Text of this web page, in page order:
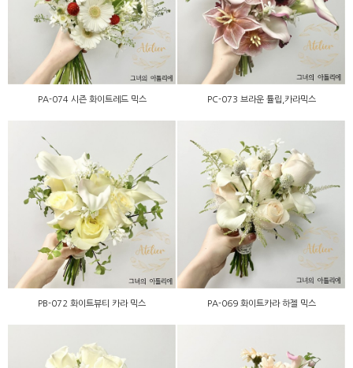
믹스
PA-074 시즌 화이트레드 믹스
믹스
PC-073 브라운 튤립,카라믹스
PB-072 화이트뷰티 카라
믹스
PB-072 화이트뷰티 카라 믹스
PA-069 화이트카라 하젤
믹스
PA-069 화이트카라 하젤 믹스